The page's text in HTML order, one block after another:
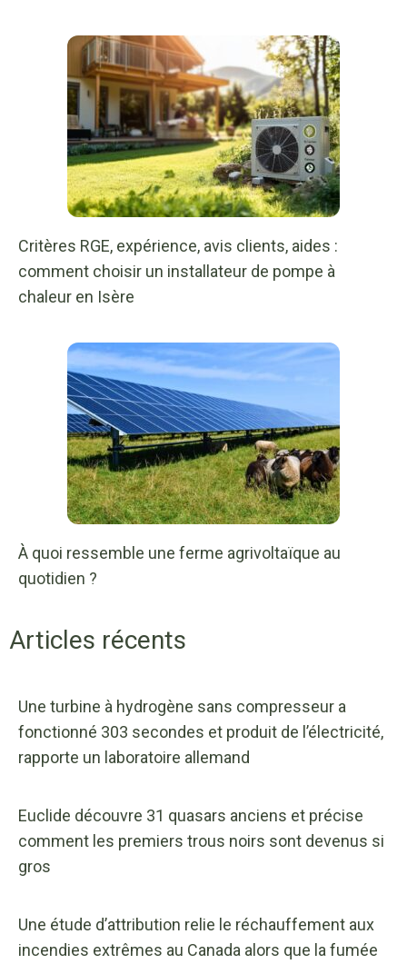
Critères RGE, expérience, avis clients, aides :
comment choisir un installateur de pompe à
chaleur en Isère
À quoi ressemble une ferme agrivoltaïque au
quotidien ?
Articles récents
Une turbine à hydrogène sans compresseur a
fonctionné 303 secondes et produit de l’électricité,
rapporte un laboratoire allemand
Euclide découvre 31 quasars anciens et précise
comment les premiers trous noirs sont devenus si
gros
Une étude d’attribution relie le réchauffement aux
incendies extrêmes au Canada alors que la fumée